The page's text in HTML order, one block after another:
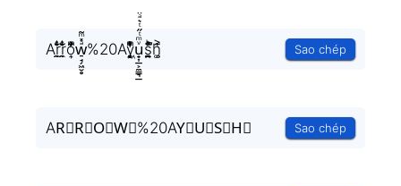
Ar̼̯̤̈ͭ̃ͨ̆r̼̯̤̈ͭ̃ͨ̆o͎̜̓̇ͫ̉͊ͨ͊w̠̘̗͖̮̥ͣ̽ͫ͂%20Ay͉̝͖̻̯ͮ̒̂ͮ͋ͫͨu̟͎̲͕̼̳͉̲ͮͫͭ̋ͭ͛ͣ̈s̪̭̱̼̼̉̈́ͪ͋̽̚h͚̖̜̍̃͐ Sao chép
AR⃗R⃗O⃗W⃗%20AY⃗U⃗S⃗H⃗ Sao chép